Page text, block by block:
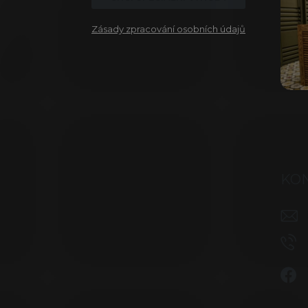
Zásady zpracování osobních údajů